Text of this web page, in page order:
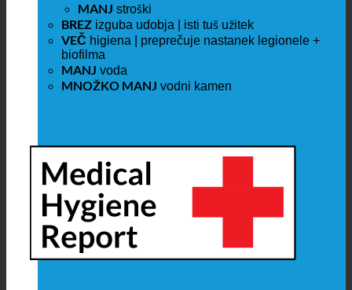
MANJ stroški
BREZ izguba udobja | isti tuš užitek
VEČ higiena | preprečuje nastanek legionele +
biofilma
MANJ voda
MNOŽKO MANJ vodni kamen